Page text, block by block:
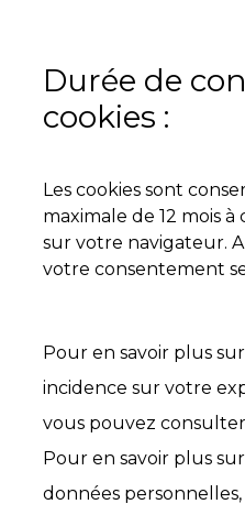
Durée de
cookies :
Les cookies sont
maximale de 12 mois
sur votre navigateur.
votre consentement
Pour en savoir plus
incidence sur votre
vous pouvez consulter
Pour en savoir plus
données